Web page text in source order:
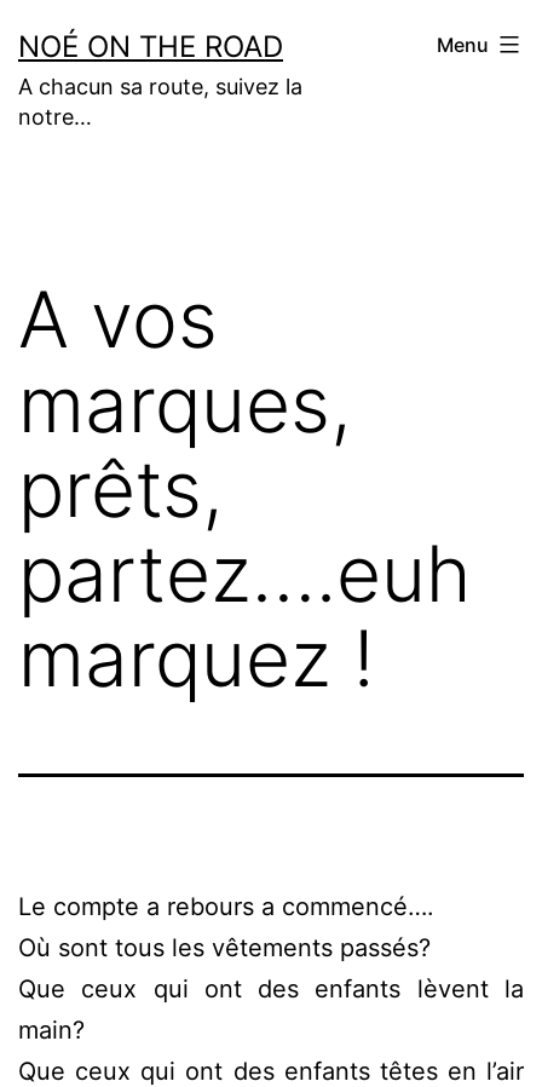
au
contenu
NOÉ ON THE ROAD
A chacun sa route, suivez la
notre…
Menu
A vos
marques,
prêts,
partez….euh
marquez !
Le compte a rebours a commencé….
Où sont tous les vêtements passés?
Que ceux qui ont des enfants lèvent la
main?
Que ceux qui ont des enfants têtes en l’air